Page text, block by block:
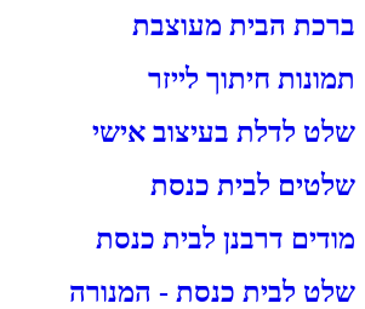
ברכת הבית מעוצבת
תמונות חיתוך לייזר
שלט לדלת בעיצוב אישי
שלטים לבית כנסת
מודים דרבנן לבית כנסת
שלט לבית כנסת - המנורה